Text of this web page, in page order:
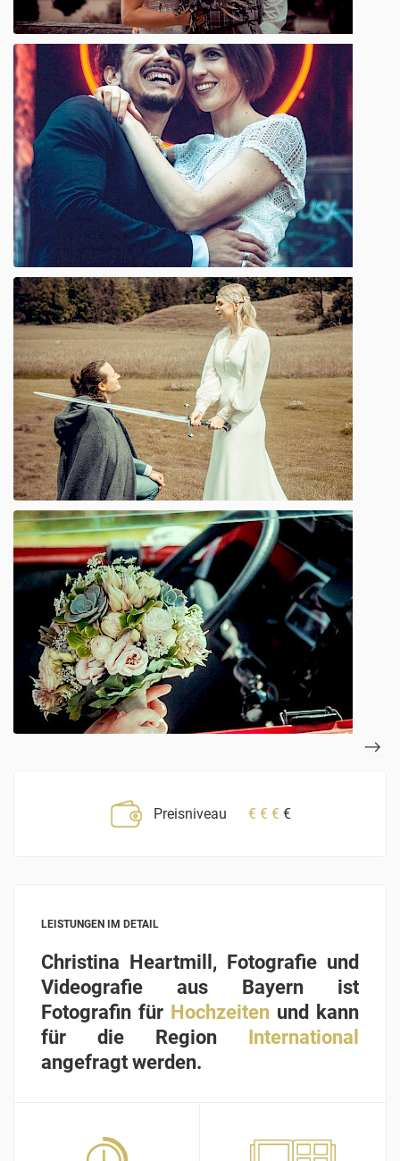
Preisniveau € € € €
LEISTUNGEN IM DETAIL
Christina Heartmill, Fotografie und
Videografie aus Bayern ist
Fotografin für Hochzeiten und kann
für die Region
International
angefragt werden.